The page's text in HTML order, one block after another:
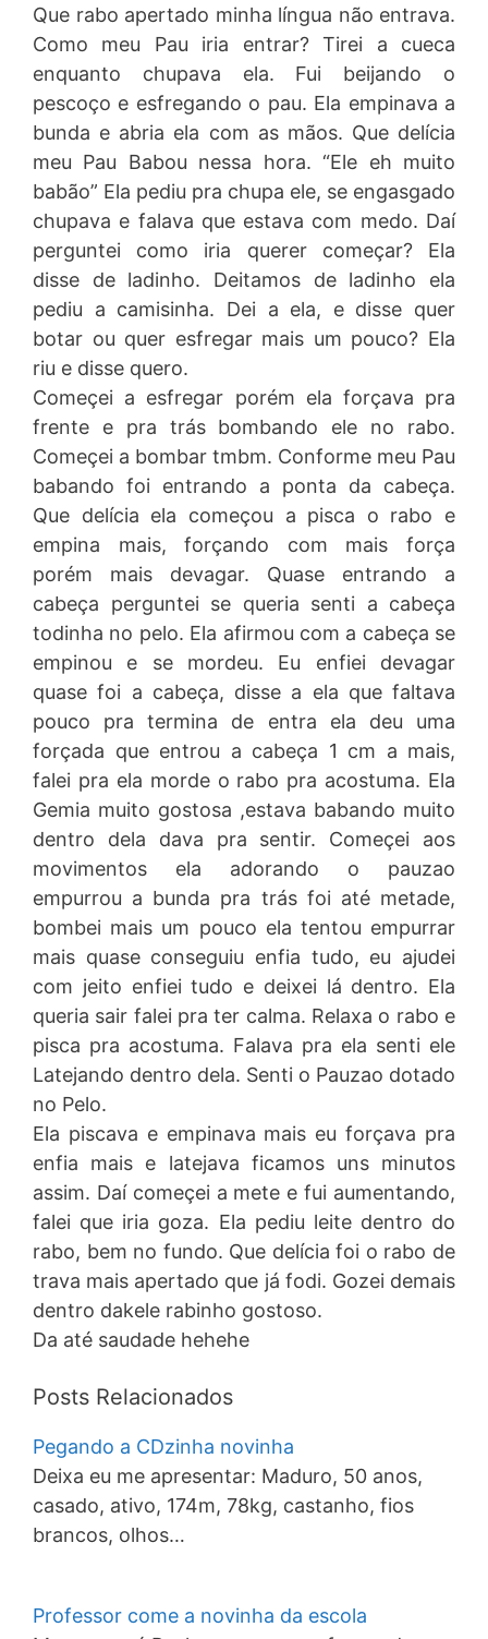
Que rabo apertado minha língua não entrava.
Como meu Pau iria entrar? Tirei a cueca
enquanto chupava ela. Fui beijando o
pescoço e esfregando o pau. Ela empinava a
bunda e abria ela com as mãos. Que delícia
meu Pau Babou nessa hora. “Ele eh muito
babão” Ela pediu pra chupa ele, se engasgado
chupava e falava que estava com medo. Daí
perguntei como iria querer começar? Ela
disse de ladinho. Deitamos de ladinho ela
pediu a camisinha. Dei a ela, e disse quer
botar ou quer esfregar mais um pouco? Ela
riu e disse quero.
Começei a esfregar porém ela forçava pra
frente e pra trás bombando ele no rabo.
Começei a bombar tmbm. Conforme meu Pau
babando foi entrando a ponta da cabeça.
Que delícia ela começou a pisca o rabo e
empina mais, forçando com mais força
porém mais devagar. Quase entrando a
cabeça perguntei se queria senti a cabeça
todinha no pelo. Ela afirmou com a cabeça se
empinou e se mordeu. Eu enfiei devagar
quase foi a cabeça, disse a ela que faltava
pouco pra termina de entra ela deu uma
forçada que entrou a cabeça 1 cm a mais,
falei pra ela morde o rabo pra acostuma. Ela
Gemia muito gostosa ,estava babando muito
dentro dela dava pra sentir. Começei aos
movimentos ela adorando o pauzao
empurrou a bunda pra trás foi até metade,
bombei mais um pouco ela tentou empurrar
mais quase conseguiu enfia tudo, eu ajudei
com jeito enfiei tudo e deixei lá dentro. Ela
queria sair falei pra ter calma. Relaxa o rabo e
pisca pra acostuma. Falava pra ela senti ele
Latejando dentro dela. Senti o Pauzao dotado
no Pelo.
Ela piscava e empinava mais eu forçava pra
enfia mais e latejava ficamos uns minutos
assim. Daí começei a mete e fui aumentando,
falei que iria goza. Ela pediu leite dentro do
rabo, bem no fundo. Que delícia foi o rabo de
trava mais apertado que já fodi. Gozei demais
dentro dakele rabinho gostoso.
Da até saudade hehehe
Posts Relacionados
Pegando a CDzinha novinha
Deixa eu me apresentar: Maduro, 50 anos,
casado, ativo, 174m, 78kg, castanho, fios
brancos, olhos…
Professor come a novinha da escola